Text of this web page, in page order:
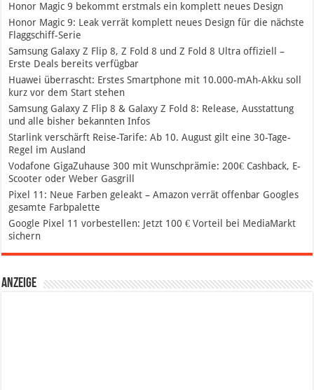
Honor Magic 9 bekommt erstmals ein komplett neues Design
Honor Magic 9: Leak verrät komplett neues Design für die nächste
Flaggschiff-Serie
Samsung Galaxy Z Flip 8, Z Fold 8 und Z Fold 8 Ultra offiziell –
Erste Deals bereits verfügbar
Huawei überrascht: Erstes Smartphone mit 10.000-mAh-Akku soll
kurz vor dem Start stehen
Samsung Galaxy Z Flip 8 & Galaxy Z Fold 8: Release, Ausstattung
und alle bisher bekannten Infos
Starlink verschärft Reise-Tarife: Ab 10. August gilt eine 30-Tage-
Regel im Ausland
Vodafone GigaZuhause 300 mit Wunschprämie: 200€ Cashback, E-
Scooter oder Weber Gasgrill
Pixel 11: Neue Farben geleakt – Amazon verrät offenbar Googles
gesamte Farbpalette
Google Pixel 11 vorbestellen: Jetzt 100 € Vorteil bei MediaMarkt
sichern
Anzeige